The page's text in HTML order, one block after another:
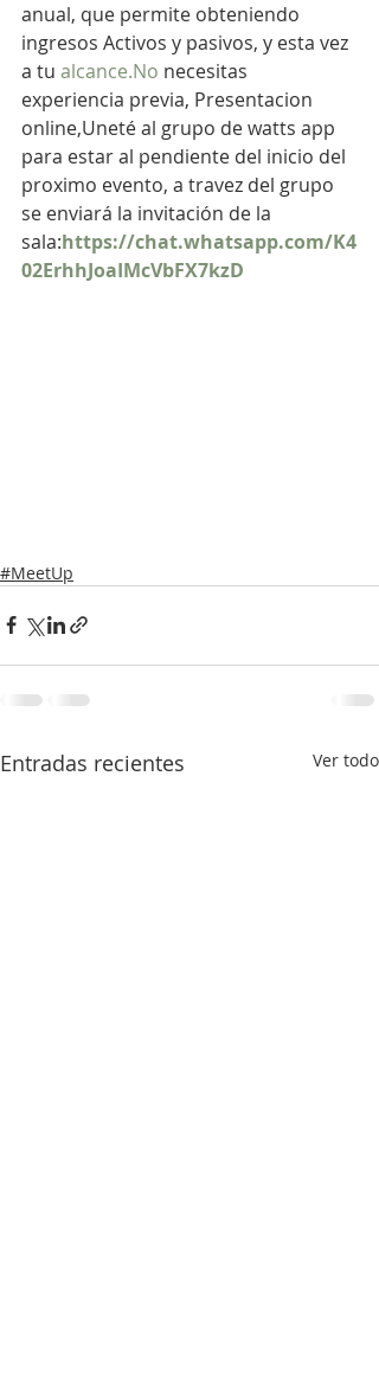
anual, que permite obteniendo
ingresos Activos y pasivos, y esta vez
a tu alcance.No necesitas
experiencia previa, Presentacion
online,Uneté al grupo de watts app
para estar al pendiente del inicio del
proximo evento, a travez del grupo
se enviará la invitación de la
sala:https://chat.whatsapp.com/K4
02ErhhJoaIMcVbFX7kzD
#MeetUp
Entradas recientes Ver todo